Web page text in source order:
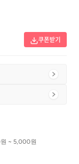
쿠폰받기
~ 5,000원